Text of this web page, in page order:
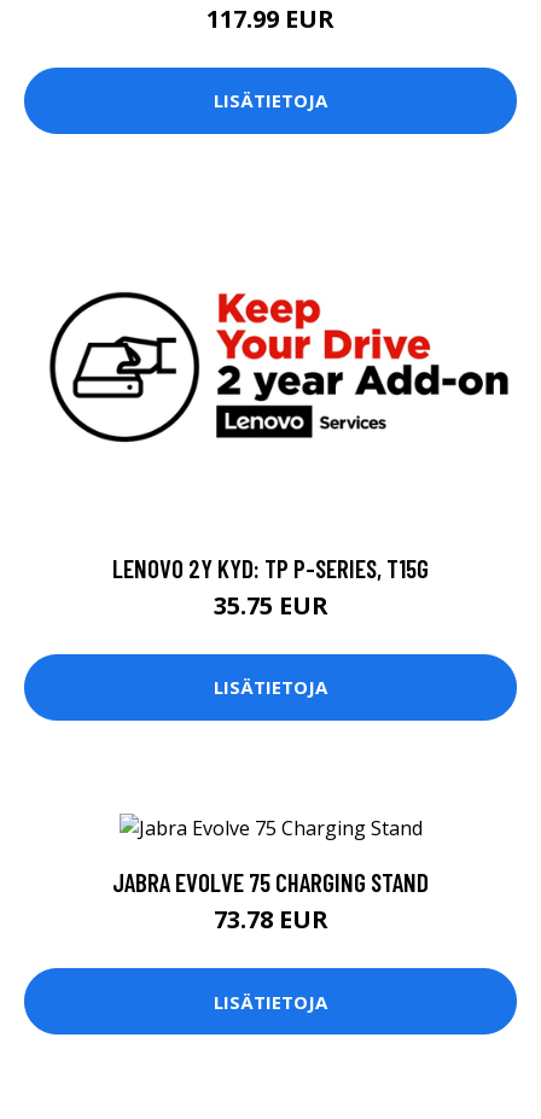
117.99 EUR
LISÄTIETOJA
LENOVO 2Y KYD: TP P-SERIES, T15G
35.75 EUR
LISÄTIETOJA
JABRA EVOLVE 75 CHARGING STAND
73.78 EUR
LISÄTIETOJA